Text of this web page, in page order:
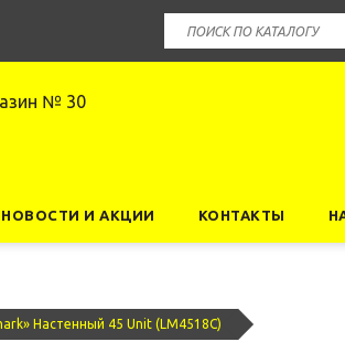
№ 30
НОВОСТИ И АКЦИИ КОНТАКТЫ
Настенный 45 Unit (LM4518C)